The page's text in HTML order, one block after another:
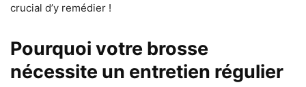
crucial d’y remédier !
Pourquoi votre brosse
nécessite un entretien régulier